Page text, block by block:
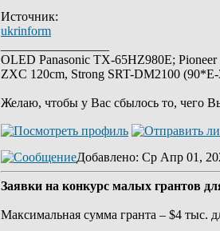
Источник:
ukrinform
OLED Panasonic TX-65HZ980E;
ZXC 120cm, Strong SRT-DM2100
Желаю, чтобы у Вас сбылось то, чего
Добавлено: Ср Апр 01,
Заявки на конкурс малых грантов
Максимальная сумма гранта – $4 тыс.